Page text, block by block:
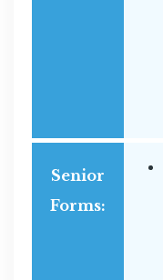
Senior
Forms: